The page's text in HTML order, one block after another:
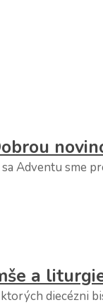
Adventu sme
a
diecézni